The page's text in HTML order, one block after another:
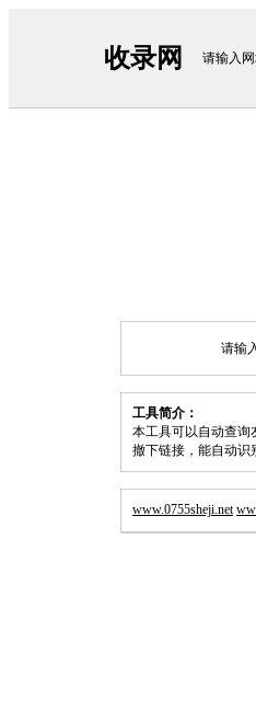
收录网 请输入网
请输
工具简介：
本工具可以自动查询
撤下链接，能自动识
www.0755sheji.net